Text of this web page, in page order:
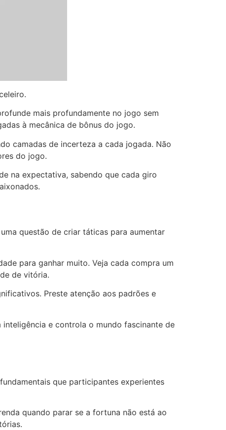
mais profundamente no jogo sem
à mecânica de bônus do jogo.
camadas de incerteza a cada jogada. Não
do jogo.
na expectativa, sabendo que cada giro
questão de criar táticas para aumentar
para ganhar muito. Veja cada compra um
de vitória.
Preste atenção aos padrões e
e controla o mundo fascinante de
que participantes experientes
quando parar se a fortuna não está ao